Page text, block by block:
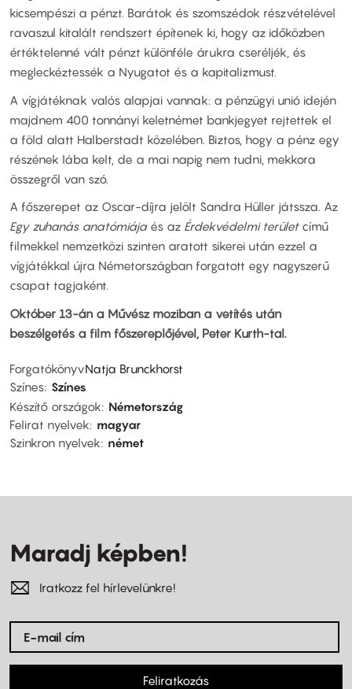
kicsempészi a pénzt. Barátok és szomszédok részvételével
ravaszul kitalált rendszert építenek ki, hogy az időközben
értéktelenné vált pénzt különféle árukra cseréljék, és
megleckéztessék a Nyugatot és a kapitalizmust.
A vígjátéknak valós alapjai vannak: a pénzügyi unió idején
majdnem 400 tonnányi keletnémet bankjegyet rejtettek el
a föld alatt Halberstadt közelében. Biztos, hogy a pénz egy
részének lába kelt, de a mai napig nem tudni, mekkora
összegről van szó.
A főszerepet az Oscar-díjra jelölt Sandra Hüller játssza. Az
Egy zuhanás anatómiájaés az Érdekvédelmi terület című
filmekkel nemzetközi szinten aratott sikerei után ezzel a
vígjátékkal újra Németországban forgatott egy nagyszerű
csapat tagjaként.
Október 13-án a Művész moziban a vetítés után
beszélgetés a film főszereplőjével, Peter Kurth-tal.
ForgatókönyvNatja Brunckhorst
Színes Színes
Készítő országok
Németország
Felirat nyelvek
magyar
Szinkron nyelvek
német
Maradj képben!
Iratkozz fel hírlevelünkre!
Feliratkozás